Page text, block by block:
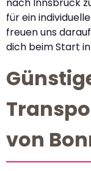
für ein
freuen uns
dich beim Start
von